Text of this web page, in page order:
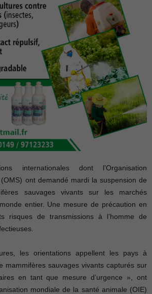
internationales dont l’Organisation
ont demandé mardi la suspension de
sauvages vivants sur les marchés
entier. Une mesure de précaution en
risques de transmissions à l’homme de
les orientations appellent les pays à
mammifères sauvages vivants capturés sur
en tant que mesure d’urgence », ont
mondiale de la santé animale (OIE)